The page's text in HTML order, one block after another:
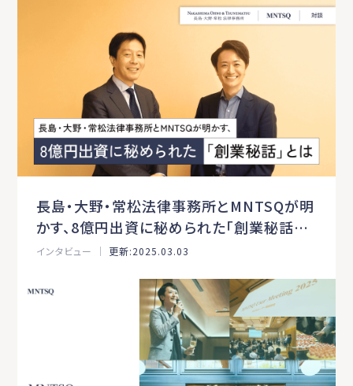
長島・大野・常松法律事務所とMNTSQが明
かす、8億円出資に秘められた「創業秘話」と
は
インタビュー ｜ 更新:2025.03.03